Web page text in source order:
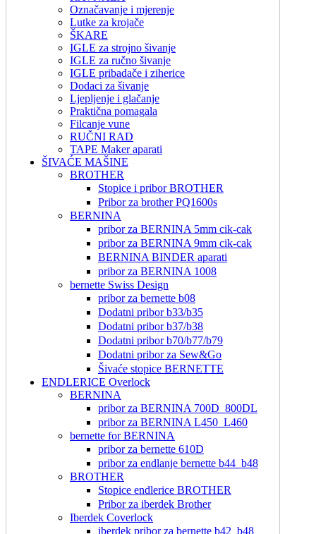
Označavanje i mjerenje
Lutke za krojače
ŠKARE
IGLE za strojno šivanje
IGLE za ručno šivanje
IGLE pribadače i ziherice
Dodaci za šivanje
Ljepljenje i glačanje
Praktična pomagala
Filcanje vune
RUČNI RAD
TAPE Maker aparati
ŠIVAĆE MAŠINE
BROTHER
Stopice i pribor BROTHER
Pribor za brother PQ1600s
BERNINA
pribor za BERNINA 5mm cik-cak
pribor za BERNINA 9mm cik-cak
BERNINA BINDER aparati
pribor za BERNINA 1008
bernette Swiss Design
pribor za bernette b08
Dodatni pribor b33/b35
Dodatni pribor b37/b38
Dodatni pribor b70/b77/b79
Dodatni pribor za Sew&Go
Šivaće stopice BERNETTE
ENDLERICE Overlock
BERNINA
pribor za BERNINA 700D_800DL
pribor za BERNINA L450_L460
bernette for BERNINA
pribor za bernette 610D
pribor za endlanje bernette b44_b48
BROTHER
Stopice endlerice BROTHER
Pribor za iberdek Brother
Iberdek Coverlock
iberdek pribor za bernette b42_b48